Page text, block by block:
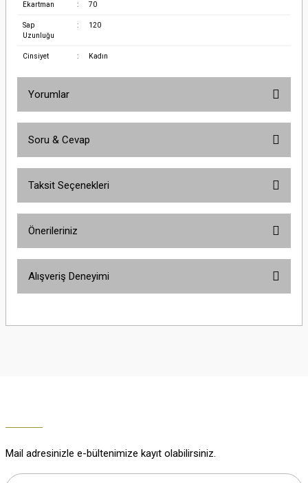
Ekartman : 70
Sap
Uzunluğu
: 120
Cinsiyet : Kadın
Yorumlar
Soru & Cevap
Taksit Seçenekleri
Önerileriniz
yetersiz gördüğünüz noktaları öneri formunu kullanarak tarafımıza
Alışveriş Deneyimi
Mail adresinizle e-bültenimize kayıt olabilirsiniz.